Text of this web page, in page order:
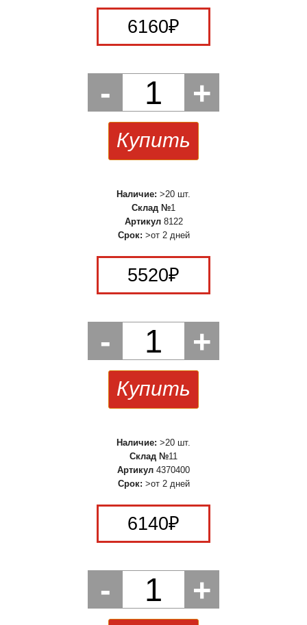
6160₽
- 1 +
Купить
Наличие: >20 шт.
Склад №1
Артикул 8122
Срок: >от 2 дней
5520₽
- 1 +
Купить
Наличие: >20 шт.
Склад №11
Артикул 4370400
Срок: >от 2 дней
6140₽
- 1 +